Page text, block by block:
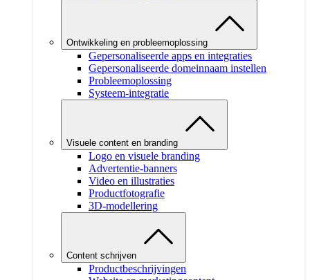
Ontwikkeling en probleemoplossing
Gepersonaliseerde apps en integraties
Gepersonaliseerde domeinnaam instellen
Probleemoplossing
Systeem-integratie
Visuele content en branding
Logo en visuele branding
Advertentie-banners
Video en illustraties
Productfotografie
3D-modellering
Content schrijven
Productbeschrijvingen